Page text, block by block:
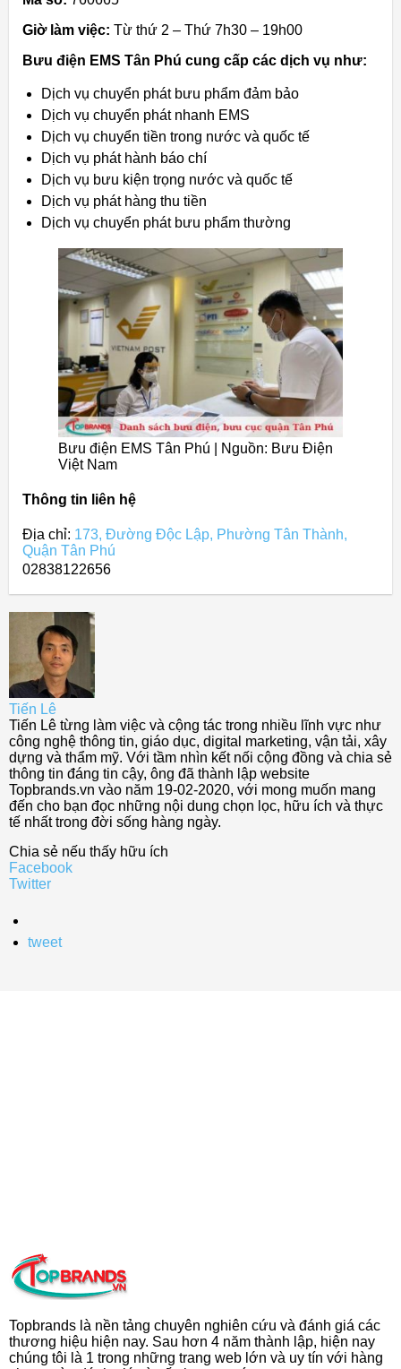
Giờ làm việc: Từ thứ 2 – Thứ 7h30 – 19h00
Bưu điện EMS Tân Phú cung cấp các dịch vụ như:
Dịch vụ chuyển phát bưu phẩm đảm bảo
Dịch vụ chuyển phát nhanh EMS
Dịch vụ chuyển tiền trong nước và quốc tế
Dịch vụ phát hành báo chí
Dịch vụ bưu kiện trọng nước và quốc tế
Dịch vụ phát hàng thu tiền
Dịch vụ chuyển phát bưu phẩm thường
Bưu điện EMS Tân Phú | Nguồn: Bưu Điện
Việt Nam
Thông tin liên hệ
Địa chỉ: 173, Đường Độc Lập, Phường Tân Thành,
Quận Tân Phú
02838122656
Tiến Lê
Tiến Lê từng làm việc và cộng tác trong nhiều lĩnh vực như
công nghệ thông tin, giáo dục, digital marketing, vận tải, xây
dựng và thẩm mỹ. Với tầm nhìn kết nối cộng đồng và chia sẻ
thông tin đáng tin cậy, ông đã thành lập website
Topbrands.vn vào năm 19-02-2020, với mong muốn mang
đến cho bạn đọc những nội dung chọn lọc, hữu ích và thực
tế nhất trong đời sống hàng ngày.
Chia sẻ nếu thấy hữu ích
Facebook
Twitter
tweet
Topbrands là nền tảng chuyên nghiên cứu và đánh giá các
thương hiệu hiện nay. Sau hơn 4 năm thành lập, hiện nay
chúng tôi là 1 trong những trang web lớn và uy tín với hàng